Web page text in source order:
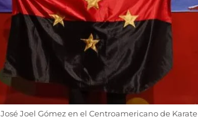
José Joel Gómez en el Centroamericano de Karate